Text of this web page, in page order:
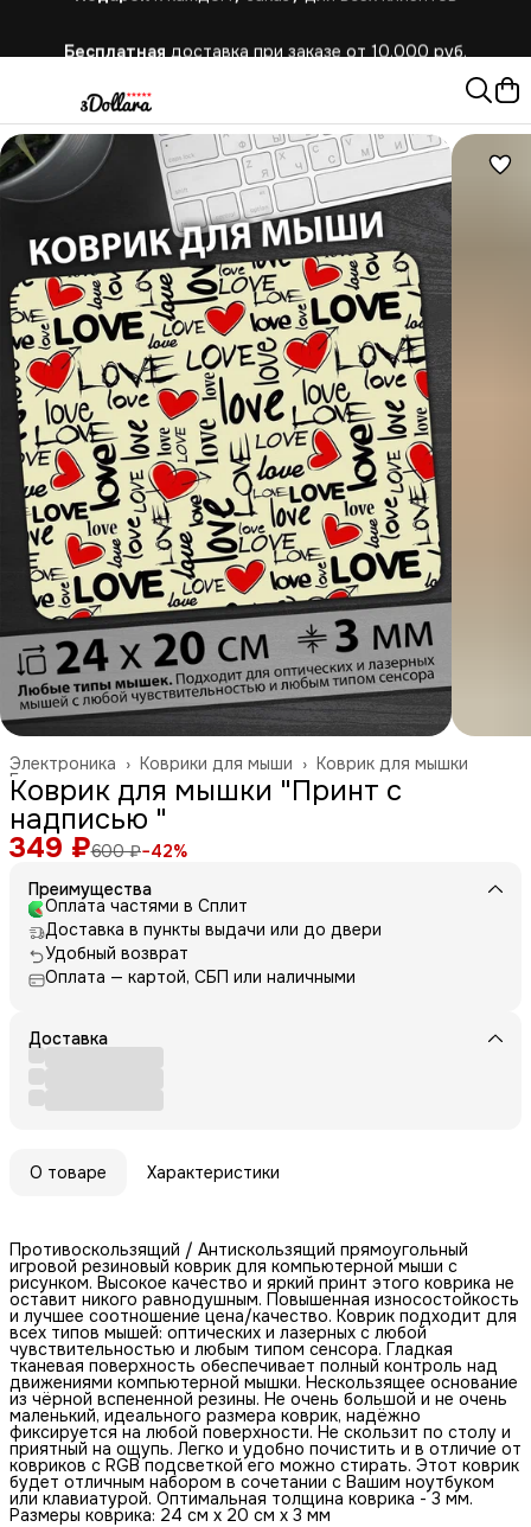
Коврик для мышки
Коврики для мыши ›
Электроника ›
Главная
Коврик для мышки "Принт с
надписью "
349 ₽600 ₽−42%
Преимущества
Оплата частями в Сплит
Доставка в пункты выдачи или до двери
Удобный возврат
Оплата — картой, СБП или наличными
Доставка
О товаре Характеристики
Противоскользящий / Антискользящий прямоугольный
игровой резиновый коврик для компьютерной мыши с
рисунком. Высокое качество и яркий принт этого коврика не
оставит никого равнодушным. Повышенная износостойкость
и лучшее соотношение цена/качество. Коврик подходит для
всех типов мышей: оптических и лазерных с любой
чувствительностью и любым типом сенсора. Гладкая
тканевая поверхность обеспечивает полный контроль над
движениями компьютерной мышки. Нескользящее основание
из чёрной вспененной резины. Не очень большой и не очень
маленький, идеального размера коврик, надёжно
фиксируется на любой поверхности. Не скользит по столу и
приятный на ощупь. Легко и удобно почистить и в отличие от
ковриков с RGB подсветкой его можно стирать. Этот коврик
будет отличным набором в сочетании с Вашим ноутбуком
или клавиатурой. Оптимальная толщина коврика - 3 мм.
Размеры коврика: 24 см x 20 см x 3 мм